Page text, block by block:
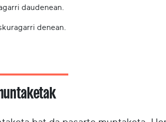
daudenean.
denean.